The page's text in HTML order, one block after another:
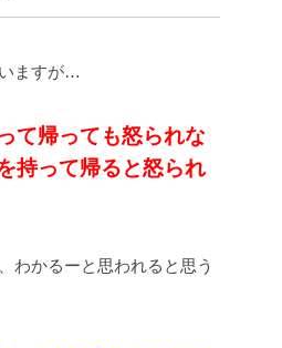
ますが…
て帰っても怒られな
持って帰ると怒られ
わかるーと思われると思う